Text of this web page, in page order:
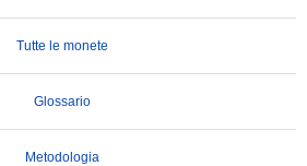
Tutte le monete
Glossario
Metodologia